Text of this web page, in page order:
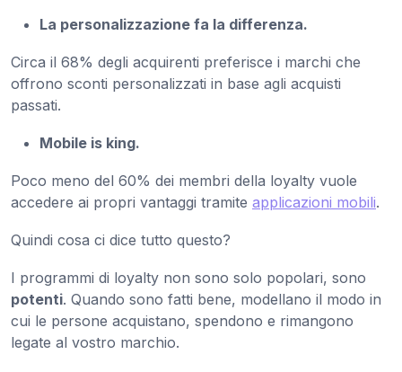
La personalizzazione fa la differenza.
Circa il 68% degli acquirenti preferisce i marchi che
offrono sconti personalizzati in base agli acquisti
passati.
Mobile is king.
Poco meno del 60% dei membri della loyalty vuole
accedere ai propri vantaggi tramite applicazioni mobili.
Quindi cosa ci dice tutto questo?
I programmi di loyalty non sono solo popolari, sono
potenti. Quando sono fatti bene, modellano il modo in
cui le persone acquistano, spendono e rimangono
legate al vostro marchio.